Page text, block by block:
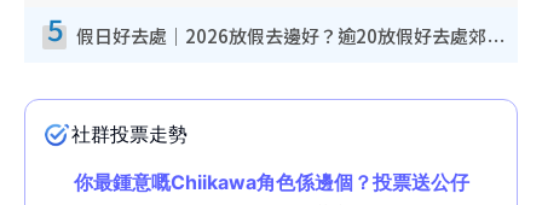
5 假日好去處｜2026放假去邊好？逾20放假好去處郊外/秘景 休閒半日或一日遊